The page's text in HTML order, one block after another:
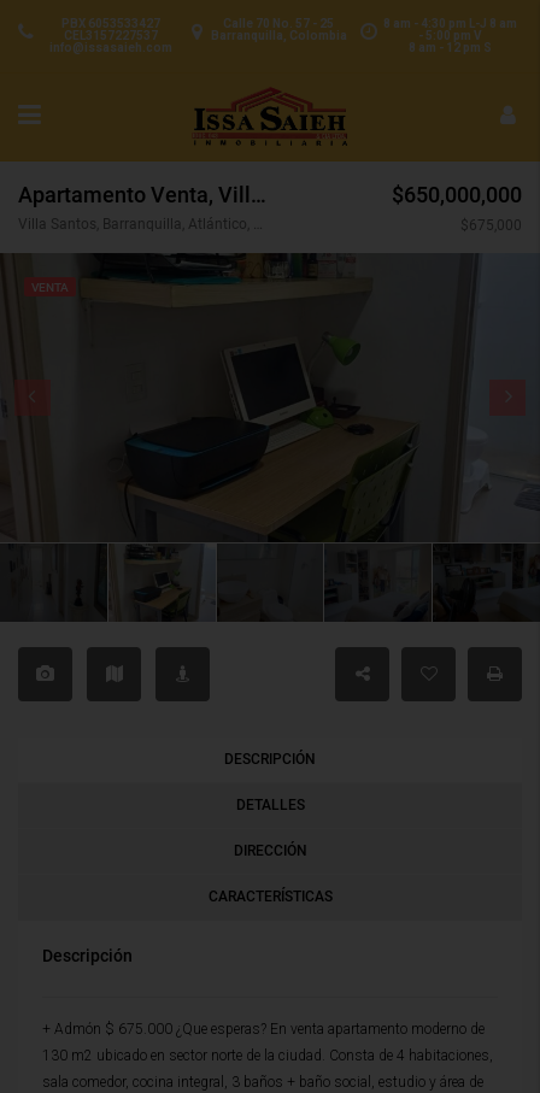
8 am - 4:30 pm L-J 8 am
- 5:00 pm V
8 am - 12 pm S
Calle 70 No. 57 - 25
Barranquilla, Colombia
PBX 6053533427
CEL3157227537
info@issasaieh.com
Apartamento Venta, Villa Santos, Barranquilla (30403)
Villa Santos, Barranquilla, Atlántico, Colombia
$650,000,000
$675,000
VENTA
DESCRIPCIÓN
DETALLES
DIRECCIÓN
CARACTERÍSTICAS
Descripción
+ Admón $ 675.000 ¿Que esperas? En venta apartamento moderno de
130 m2 ubicado en sector norte de la ciudad. Consta de 4 habitaciones,
sala comedor, cocina integral, 3 baños + baño social, estudio y área de